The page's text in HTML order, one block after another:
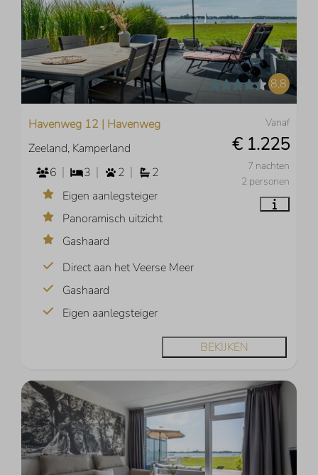
8,8
Vanaf
€ 1.225
7 nachten
2 personen
Havenweg 12 | Havenweg
Zeeland, Kamperland
6
3 2
2
Eigen aanlegsteiger
Panoramisch uitzicht
Gashaard
Direct aan het Veerse Meer
Gashaard
Eigen aanlegsteiger
BEKIJKEN